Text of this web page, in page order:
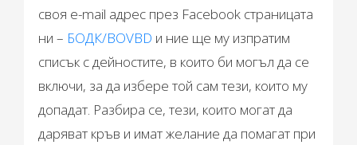
своя e-mail адрес през Facebook страницата
ни – БОДК/BOVBD и ние ще му изпратим
списък с дейностите, в които би могъл да се
включи, за да избере той сам тези, които му
допадат. Разбира се, тези, които могат да
даряват кръв и имат желание да помагат при